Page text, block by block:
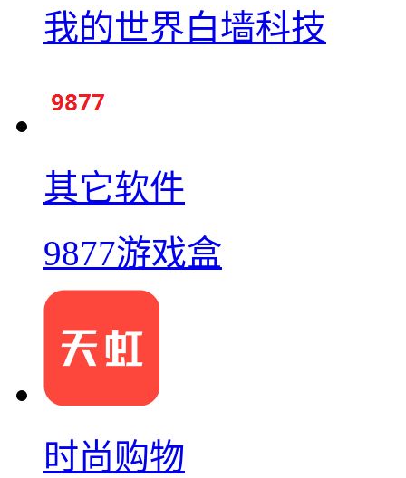
我的世界白墙科技
其它软件
9877游戏盒
时尚购物